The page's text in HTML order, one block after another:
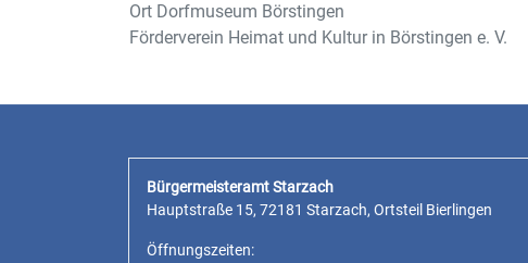
Ort Dorfmuseum Börstingen
Förderverein Heimat und Kultur in Börstingen e. V.
Bürgermeisteramt Starzach
Hauptstraße 15, 72181 Starzach, Ortsteil Bierlingen
Öffnungszeiten: